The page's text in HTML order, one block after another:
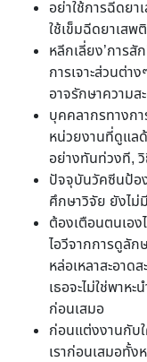
อย่าใช้การฉีดยา
ใช้เข็มฉีดยาเส
หลีกเลี่ยง’การสั
การเจาะส่วนต่า
อาจรักษาความ
บุคคลากรทางก
หน่วยงานที่ดูแลด้
อย่างทันท่วงที,
ปัจจุบันวัคซีนป้อง
ศึกษาวิจัย ยังไม่
ต้องเตือนตนเอง
ไอวีจากการดูลั
หล่อเหลาสะอาด
เธอจะไม่ใช่พาห
ก่อนเสมอ
ก่อนแต่งงานกับ
เราก่อนเสมอทั้ง